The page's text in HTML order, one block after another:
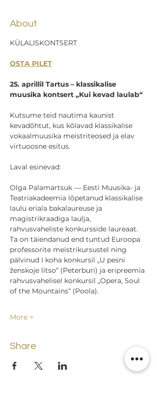
About
KÜLALISKONTSERT
OSTA PILET
25. aprillil Tartus – klassikalise
muusika kontsert „Kui kevad laulab“
Kutsume teid nautima kaunist
kevadõhtut, kus kõlavad klassikalise
vokaalmuusika meistriteosed ja elav
virtuoosne esitus.
Laval esinevad:
Olga Palamartsuk — Eesti Muusika- ja
Teatriakadeemia lõpetanud klassikalise
laulu eriala bakalaureuse ja
magistrikraadiga laulja,
rahvusvaheliste konkursside laureaat.
Ta on täiendanud end tuntud Euroopa
professorite meistrikursustel ning
pälvinud I koha konkursil „U pesni
ženskoje litso“ (Peterburi) ja eripreemia
rahvusvahelisel konkursil „Opera, Soul
of the Mountains“ (Poola).
More >
Share